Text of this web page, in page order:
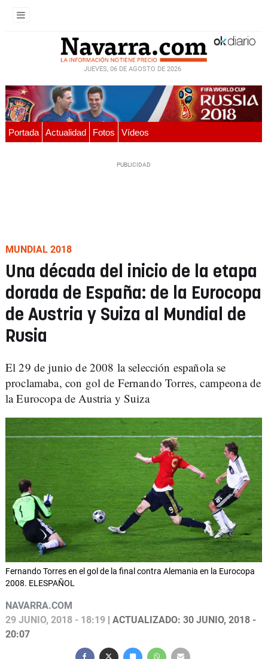
JUEVES, 06 DE AGOSTO DE 2026
Portada Actualidad Fotos Vídeos
MUNDIAL 2018
Una década del inicio de la etapa
dorada de España: de la Eurocopa
de Austria y Suiza al Mundial de
Rusia
El 29 de junio de 2008 la selección española se
proclamaba, con gol de Fernando Torres, campeona de
la Eurocopa de Austria y Suiza
Fernando Torres en el gol de la final contra Alemania en la Eurocopa
2008. ELESPAÑOL
NAVARRA.COM
29 JUNIO, 2018 - 18:19 | ACTUALIZADO: 30 JUNIO, 2018 -
20:07